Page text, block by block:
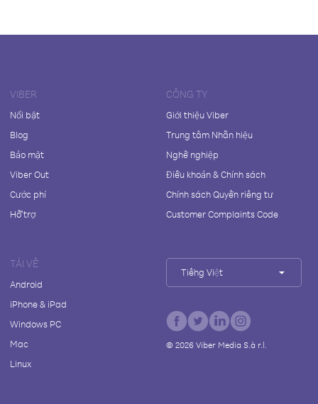
VIBER
Nổi bật
Blog
Bảo mật
Viber Out
Cước phí
Hỗ trợ
CÔNG TY
Giới thiệu Viber
Trung tâm Nhãn hiệu
Nghề nghiệp
Điều khoản & Chính sách
Chính sách Quyền riêng tư
Customer Complaints Code
TẢI VỀ
Android
iPhone & iPad
Windows PC
Mac
Linux
Tiếng Việt
© 2026Viber Media S.à r.l.